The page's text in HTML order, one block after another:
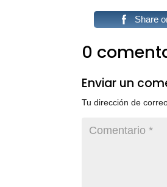
Share
0
Enviar un
Tu dirección de